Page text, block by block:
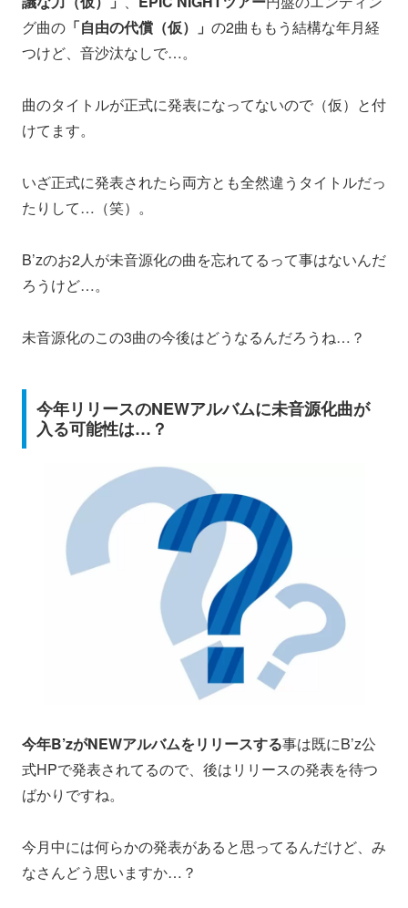
グ曲の 「自由の代償（仮）」 の2曲ももう結構な年月経
つけど、音沙汰なしで…。
曲のタイトルが正式に発表になってないので（仮）と付
けてます。
いざ正式に発表されたら両方とも全然違うタイトルだっ
たりして…（笑）。
B’zのお2人が未音源化の曲を忘れてるって事はないんだ
ろうけど…。
未音源化のこの3曲の今後はどうなるんだろうね…？
今年リリースのNEWアルバムに未音源化曲が
入る可能性は…？
今年B’zがNEWアルバムをリリースする事は既にB’z公
式HPで発表されてるので、後はリリースの発表を待つ
ばかりですね。
今月中には何らかの発表があると思ってるんだけど、み
なさんどう思いますか…？